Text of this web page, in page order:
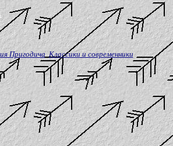
Пригодича Классики и современники